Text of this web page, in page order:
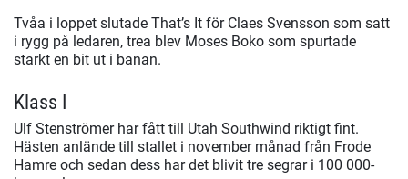
Tvåa i loppet slutade That’s It för Claes Svensson som satt
i rygg på ledaren, trea blev Moses Boko som spurtade
starkt en bit ut i banan.
Klass I
Ulf Stenströmer har fått till Utah Southwind riktigt fint.
Hästen anlände till stallet i november månad från Frode
Hamre och sedan dess har det blivit tre segrar i 100 000-